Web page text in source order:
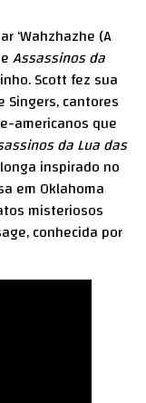
‘Wahzhazhe (A
Assassinos da
Scott fez sua
Singers, cantores
americanos que
da Lua das
inspirado no
em Oklahoma
misteriosos
conhecida por